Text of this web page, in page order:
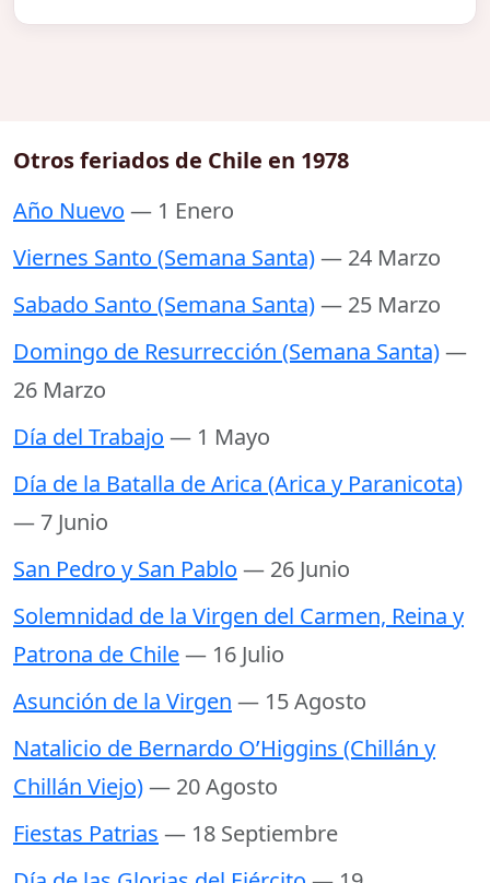
Otros feriados de Chile en 1978
Año Nuevo — 1 Enero
Viernes Santo (Semana Santa)— 24 Marzo
Sabado Santo (Semana Santa)— 25 Marzo
Domingo de Resurrección (Semana Santa)—
26 Marzo
Día del Trabajo — 1 Mayo
Día de la Batalla de Arica (Arica y Paranicota)
— 7 Junio
San Pedro y San Pablo — 26 Junio
Solemnidad de la Virgen del Carmen, Reina y
Patrona de Chile— 16 Julio
Asunción de la Virgen — 15 Agosto
Natalicio de Bernardo O’Higgins (Chillán y
Chillán Viejo)— 20 Agosto
Fiestas Patrias — 18 Septiembre